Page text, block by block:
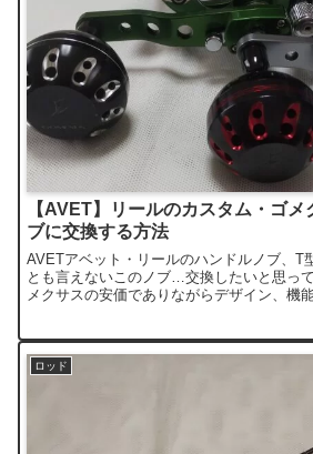
【AVET】リールのカスタム・ゴ
ブに交換する方法
AVETアベット・リールのハンドルノブ、T
とも言えないこのノブ…交換したいと思っ
メクサスの安価でありながらデザイン、機
ロッド